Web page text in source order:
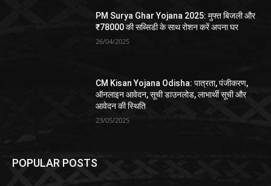
PM Surya Ghar Yojana 2025: मुफ्त बिजली और
₹78000 की सब्सिडी के साथ रोशन करें अपना घर
26/04/2025
CM Kisan Yojana Odisha: पात्रता, पंजीकरण,
ऑनलाइन आवेदन, सूची डाउनलोड, लाभार्थी सूची और
आवेदन की स्थिति
23/05/2025
POPULAR POSTS